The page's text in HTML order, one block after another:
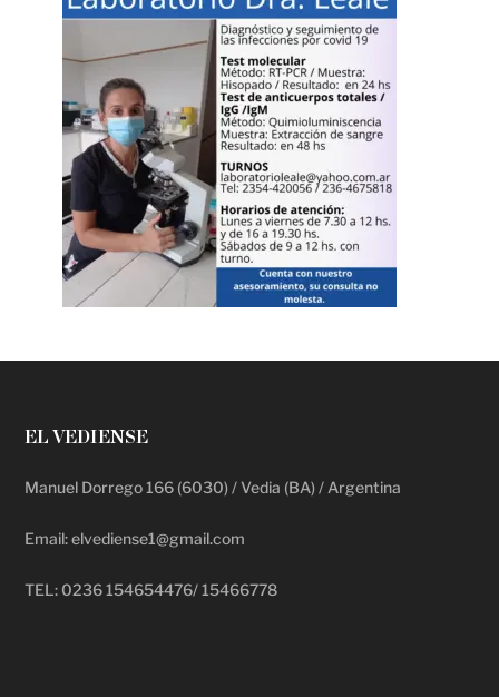
EL VEDIENSE
Manuel Dorrego 166 (6030) / Vedia (BA) / Argentina
Email: elvediense1@gmail.com
TEL: 0236 154654476/ 15466778